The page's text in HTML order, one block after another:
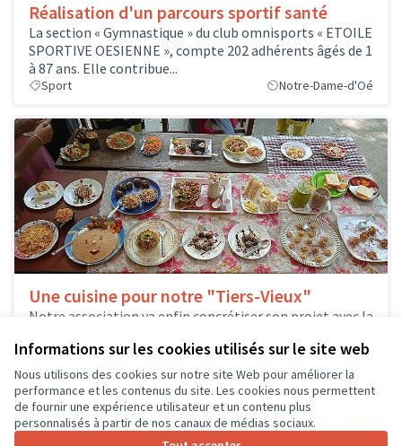
Informations sur les cookies utilisés sur le site web
Nous utilisons des cookies sur notre site Web pour améliorer la
performance et les contenus du site. Les cookies nous permettent
de fournir une expérience utilisateur et un contenu plus
personnalisés à partir de nos canaux de médias sociaux.
Réalisation d'un parcours sportif santé
La section « Gymnastique » du club omnisports « ETOILE
SPORTIVE OESIENNE », compte 202 adhérents âgés de 1
à 87 ans. Elle contribue...
Sport Notre-Dame-d'Oé
Une cuisine pour notre "Tiers-Vieux"
Notre association va enfin concrétiser son projet avec la
bourg de Bléré. Faire...
Solidarité et développement local Bléré